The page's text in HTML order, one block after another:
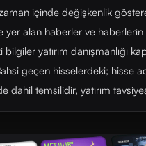
içinde değişkenlik
yer alan haberler ve
bilgiler yatırım danışmanlığı
geçen hisselerdeki; hisse
dahil temsilidir, yatırım